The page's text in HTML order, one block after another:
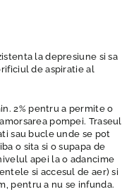
la depresiune si sa
de aspiratie al
2% pentru a permite o
pompei. Traseul
sau bucle unde se pot
o sita si o supapa de
apei la o adancime
si accesul de aer) si
pentru a nu se infunda.